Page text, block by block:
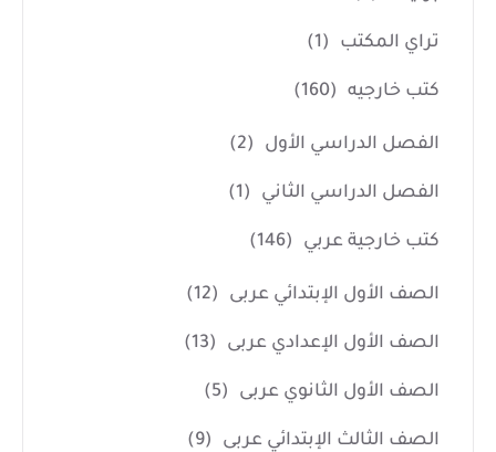
تراي المكتب (1)
كتب خارجيه (160)
الفصل الدراسي الأول (2)
الفصل الدراسي الثاني (1)
كتب خارجية عربي (146)
الصف الأول الإبتدائي عربى (12)
الصف الأول الإعدادي عربى (13)
الصف الأول الثانوي عربى (5)
الصف الثالث الإبتدائي عربى (9)